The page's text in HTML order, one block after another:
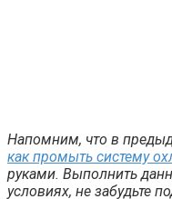
Напомним, что в
как промыть систему
руками. Выполнить
условиях, не забудьте